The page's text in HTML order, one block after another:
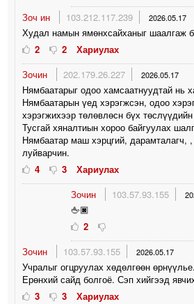
Зоч ин 103.212.117.239 2026.05.17
Худал намын ямөнхсайханыг шаалгаж
2
2
Хариулах
Зочин
202.179.26.227 2026.05.17
Нямбаатарыг одоо хамсаатнуудтай нь
Нямбаатарын үед хэрэгжсэн, одоо
хэрэгжихээр төлөвлөсн бүх
Тусгай хяналтиын хороо байгуулах
Нямбаатар маш хэрцгий, дарамталагч,
луйварчин.
4
3
Хариулах
Зочин
103.57.93.155
🖕🏿
2
Зочин
103.57.93.155 2026.05.17
Учралыг огцруулах хөдөлгөөн
Ерөнхий сайд болгоё. Сэп хийгээд
3
3
Хариулах